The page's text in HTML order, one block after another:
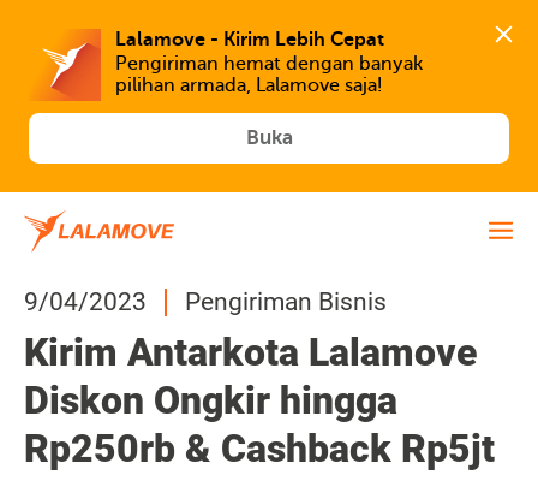
Lalamove - Kirim Lebih Cepat
Pengiriman hemat dengan banyak
Buka
9/04/2023 Pengiriman Bisnis
Kirim Antarkota Lalamove
Diskon Ongkir hingga
Rp250rb & Cashback Rp5jt